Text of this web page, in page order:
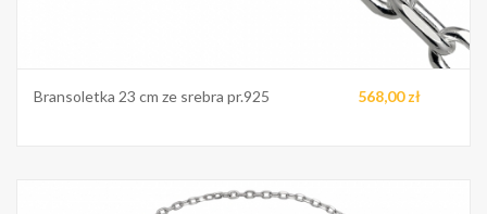
Bransoletka 23 cm ze srebra pr.925 568,00 zł